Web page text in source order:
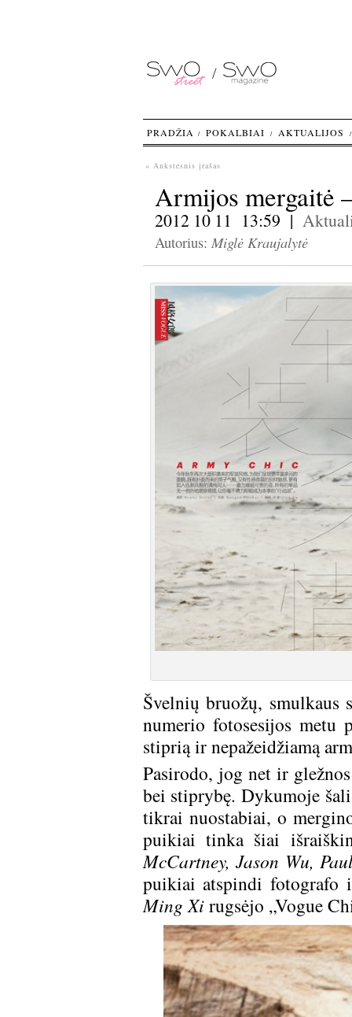
« Ankstesnis įrašas
Armijos mergaitė
2012 10 11 13:59 |
Autorius: Miglė Kraujalytė
Švelnių bruožų,
numerio fotosesijos
stiprią ir nepažeidžiamą
Pasirodo, jog net ir
bei stiprybę. Dykumoje
tikrai nuostabiai, o
puikiai tinka šiai
McCartney, Jason Wu,
puikiai atspindi fotografo
Ming Xirugsėjo „Vogue
PRADŽIA POKALBIAI AKTUALIJOS